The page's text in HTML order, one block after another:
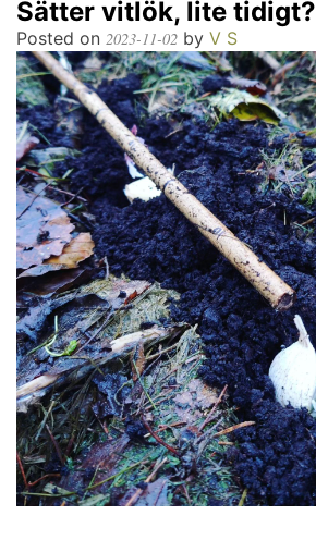
Sätter vitlök, lite tidigt?
Posted on 2023-11-02 by V S